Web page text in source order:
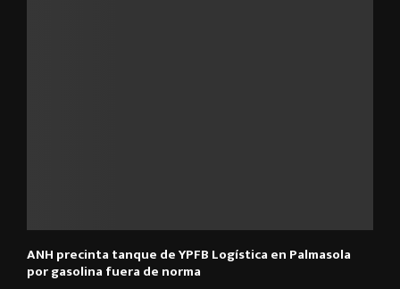
ANH precinta tanque de YPFB Logística en Palmasola
por gasolina fuera de norma